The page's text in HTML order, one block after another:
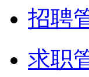
招聘
求职